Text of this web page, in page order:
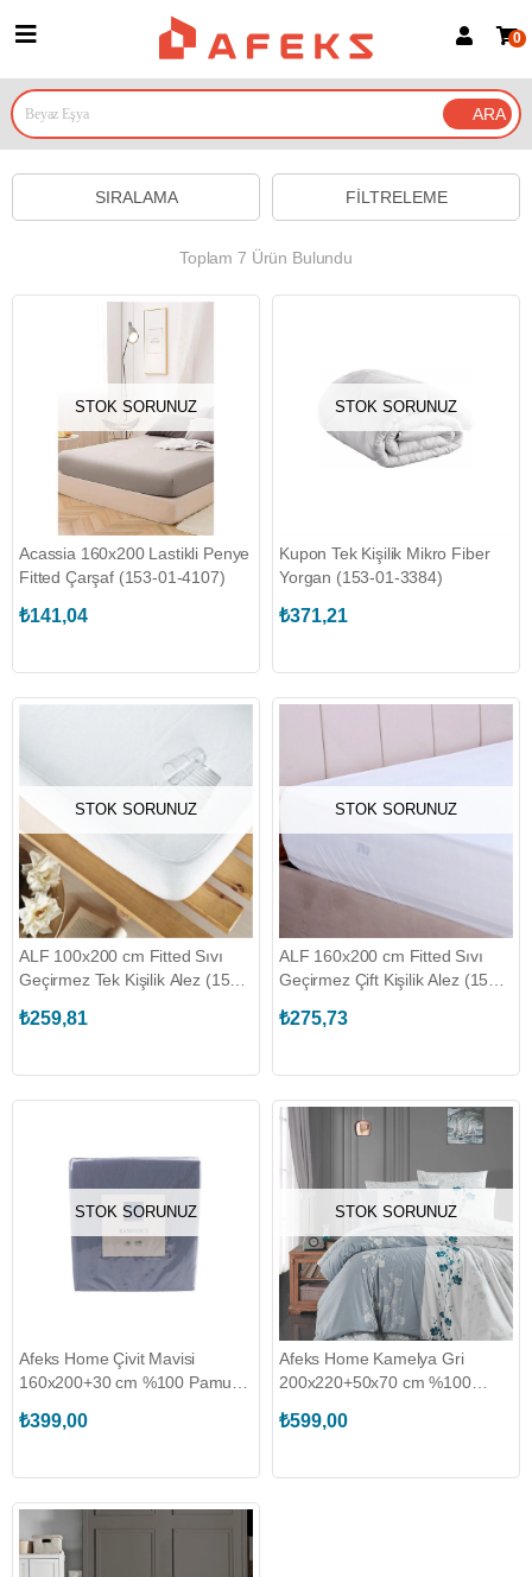
Google İle Bağlan
0
FILTRELEME
SIRALAMA
Toplam 7 Ürün Bulundu
STOK SORUNUZ
Acassia 160x200 Lastikli Penye
Fitted Çarşaf (153-01-4107)
₺141,04
STOK SORUNUZ
Kupon Tek Kişilik Mikro Fiber
Yorgan (153-01-3384)
₺371,21
STOK SORUNUZ
ALF 100x200 cm Fitted Sıvı
Geçirmez Tek Kişilik Alez (153-
₺259,81
STOK SORUNUZ
ALF 160x200 cm Fitted Sıvı
Geçirmez Çift Kişilik Alez (153-
₺275,73
STOK SORUNUZ
Afeks Home Çivit Mavisi
160x200+30 cm %100 Pamuk
(AFEKSHOME.50041)
₺399,00
STOK SORUNUZ
Afeks Home Kamelya Gri
200x220+50x70 cm %100
(AFEKSHOME.50004)
₺599,00